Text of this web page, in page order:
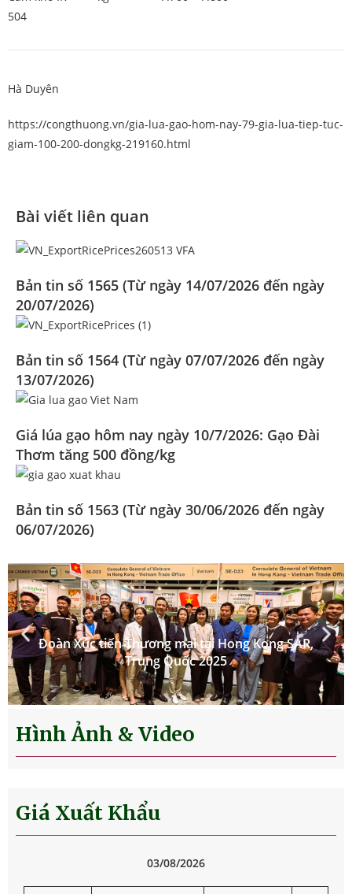
504
Hà Duyên
https://congthuong.vn/gia-lua-gao-hom-nay-79-gia-lua-tiep-tuc-
giam-100-200-dongkg-219160.html
Bài viết liên quan
Bản tin số 1565 (Từ ngày 14/07/2026 đến ngày
20/07/2026)
Bản tin số 1564 (Từ ngày 07/07/2026 đến ngày
13/07/2026)
Giá lúa gạo hôm nay ngày 10/7/2026: Gạo Đài
Thơm tăng 500 đồng/kg
Bản tin số 1563 (Từ ngày 30/06/2026 đến ngày
06/07/2026)
Đoàn Xúc tiến Thương mại tại Hong Kong SAR,
Trung Quốc 2025
Hình Ảnh & Video
Giá Xuất Khẩu
03/08/2026